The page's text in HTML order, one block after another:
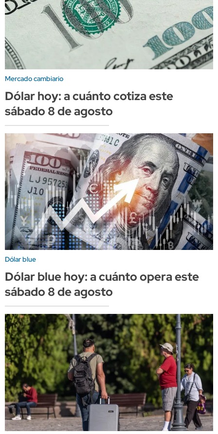
Mercado cambiario
Dólar hoy: a cuánto cotiza este
sábado 8 de agosto
Dólar blue
Dólar blue hoy: a cuánto opera este
sábado 8 de agosto